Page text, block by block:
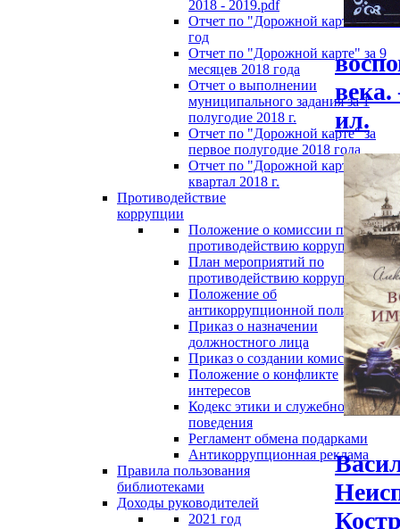
2018 - 2019.pdf
Отчет по "Дорожной карте" за
год
Отчет по "Дорожной карте" за 9
месяцев 2018 года
Отчет о выполнении
муниципального задания за 1
полугодие 2018 г.
Отчет по "Дорожной карте" за
первое полугодие 2018 года
Отчет по "Дорожной карте" за 1
квартал 2018 г.
Противодействие
коррупции
Положение о комиссии по
противодействию коррупции
План мероприятий по
противодействию коррупции
Положение об
антикоррупционной политике
Приказ о назначении
должностного лица
Приказ о создании комиссии
Положение о конфликте
интересов
Кодекс этики и служебного
поведения
Регламент обмена подарками
Антикоррупционная реклама
Правила пользования
библиотеками
Доходы руководителей
2021 год
ил.